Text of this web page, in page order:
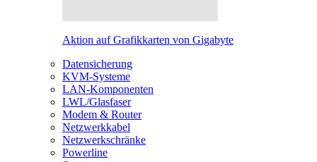
Aktion auf Grafikkarten von Gigabyte
Datensicherung
KVM-Systeme
LAN-Komponenten
LWL/Glasfaser
Modem & Router
Netzwerkkabel
Netzwerkschränke
Powerline